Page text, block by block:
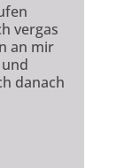
vergas
an mir
danach